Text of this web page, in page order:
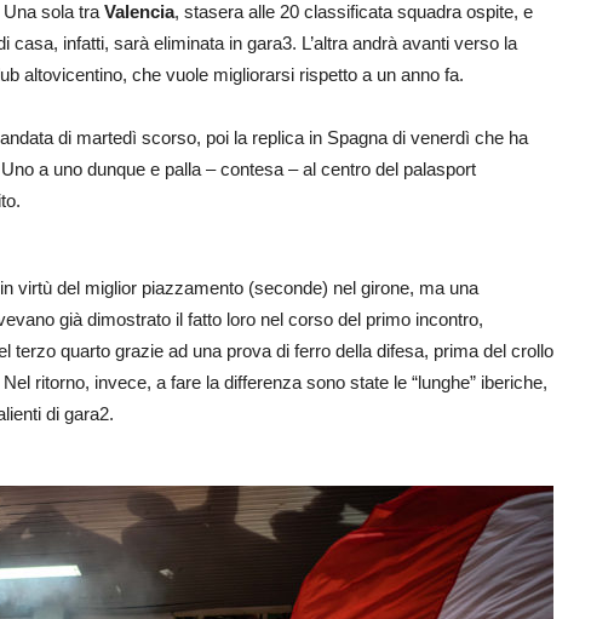
sola tra Valencia, stasera alle 20 classificata squadra ospite, e
casa, infatti, sarà eliminata in gara3. L’altra andrà avanti verso la
altovicentino, che vuole migliorarsi rispetto a un anno fa.
di martedì scorso, poi la replica in Spagna di venerdì che ha
a uno dunque e palla – contesa – al centro del palasport
in virtù del miglior piazzamento (seconde) nel girone, ma una
già dimostrato il fatto loro nel corso del primo incontro,
terzo quarto grazie ad una prova di ferro della difesa, prima del crollo
ritorno, invece, a fare la differenza sono state le “lunghe” iberiche,
di gara2.